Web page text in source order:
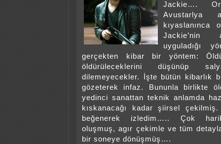
Jackie….
Avustarlya
kıyaslanınca
Jackie’nin
uyguladığı
gerçekten kibar bir yöntem:
öldürüleceklerini düşünüp
dilemeyecekler. İşte bütün kibarlık
gözeterek infaz. Bununla birlikte
yedinci sanattan teknik anlamda
kıskanacağı kadar şiirsel
beğenerek izledim….. Çok
oluşmuş, agır çekimle ve tüm
bir soneye dönüşmüş….